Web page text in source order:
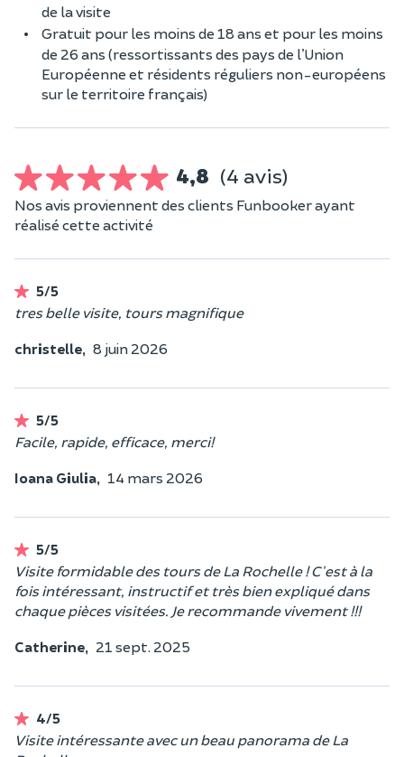
de la visite
Gratuit pour les moins de 18 ans et pour les moins
de 26 ans (ressortissants des pays de l’Union
Européenne et résidents réguliers non-européens
sur le territoire français)
4,8 (4 avis)
Nos avis proviennent des clients Funbooker ayant
réalisé cette activité
5/5
tres belle visite, tours magnifique
christelle, 8 juin 2026
5/5
Facile, rapide, efficace, merci!
Ioana Giulia, 14 mars 2026
5/5
Visite formidable des tours de La Rochelle ! C'est à la
fois intéressant, instructif et très bien expliqué dans
chaque pièces visitées. Je recommande vivement !!!
Catherine, 21 sept. 2025
4/5
Visite intéressante avec un beau panorama de La